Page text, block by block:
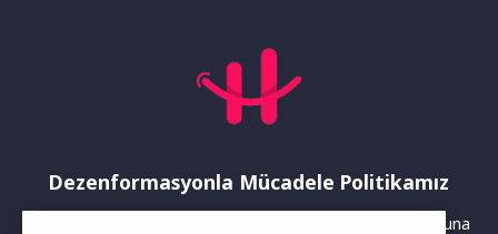
Dezenformasyonla Mücadele Politikamız
Yayınlanan haberler doğruluk ilkesi gözetilerek hazırlanır. Buna